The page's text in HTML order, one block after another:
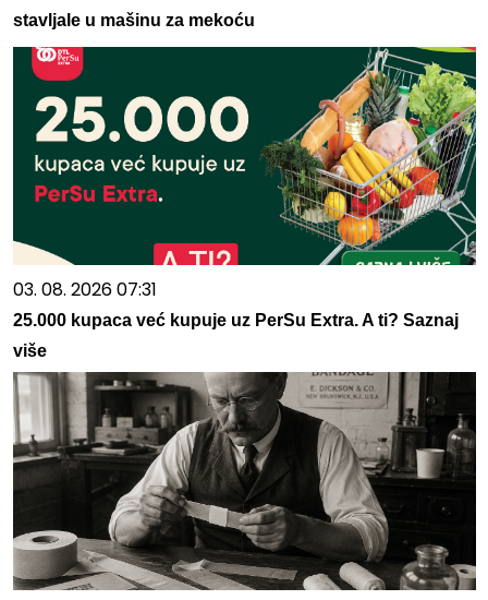
stavljale u mašinu za mekoću
03. 08. 2026 07:31
25.000 kupaca već kupuje uz PerSu Extra. A ti? Saznaj
više